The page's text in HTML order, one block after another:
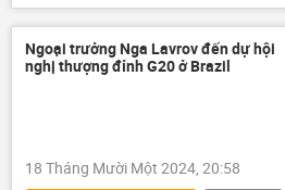
thông tin
Chính trị
G20
G20
Phạm Minh Chính
Ngoại trưởng Nga Lavrov đến dự hội
nghị thượng đỉnh G20 ở Brazil
18 Tháng Mười Một 2024, 20:58